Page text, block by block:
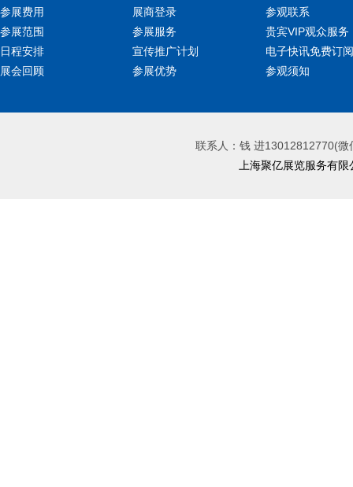
参展费用
参展范围
日程安排
展会回顾
展商登录
参展服务
宣传推广计划
参展优势
参观联系
贵宾VIP观众服务
电子快讯免费订阅
参观须知
联系人：钱 进13012812770(
上海聚亿展览服务有限